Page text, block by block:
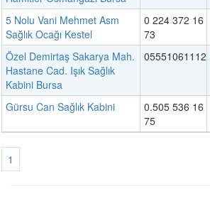
5 Nolu Vani Mehmet Asm
Sağlık Ocağı Kestel
0 224 372 16
73
Özel Demirtaş Sakarya Mah.
Hastane Cad. Işık Sağlık
Kabini Bursa
05551061112
Gürsu Can Sağlık Kabini
0.505 536 16
75
1